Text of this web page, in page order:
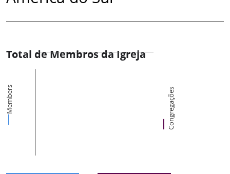
Total de Membros da Igreja
Members Congregações